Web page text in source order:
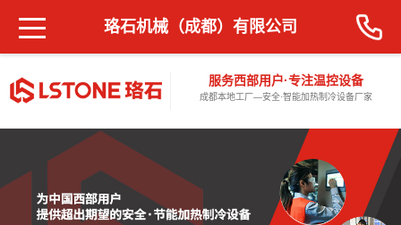
服务西部用户·专注温控设备
成都本地工厂—安全·智能加热制冷设备厂家
珞石机械（成都）有限公司